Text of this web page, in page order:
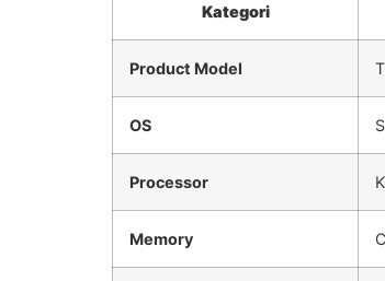
Kategori
Product Model
OS
Processor
Memory